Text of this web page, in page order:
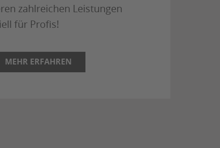
zahlreichen Leistungen
für Profis!
MEHR ERFAHREN